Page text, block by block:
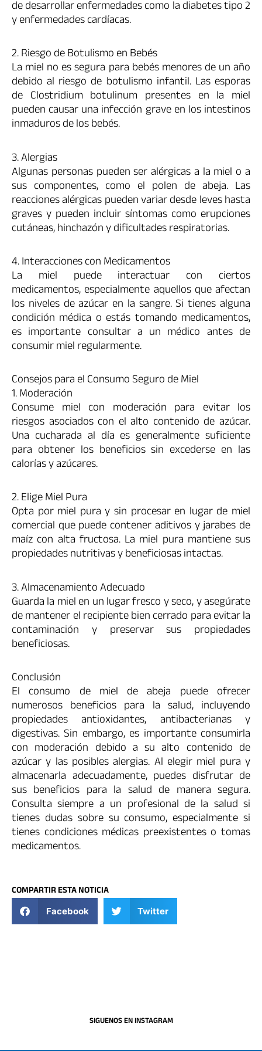
de desarrollar enfermedades como la diabetes tipo 2
y enfermedades cardíacas.
2. Riesgo de Botulismo en Bebés
La miel no es segura para bebés menores de un año
debido al riesgo de botulismo infantil. Las esporas
de Clostridium botulinum presentes en la miel
pueden causar una infección grave en los intestinos
inmaduros de los bebés.
3. Alergias
Algunas personas pueden ser alérgicas a la miel o a
sus componentes, como el polen de abeja. Las
reacciones alérgicas pueden variar desde leves hasta
graves y pueden incluir síntomas como erupciones
cutáneas, hinchazón y dificultades respiratorias.
4. Interacciones con Medicamentos
La miel puede interactuar con ciertos
medicamentos, especialmente aquellos que afectan
los niveles de azúcar en la sangre. Si tienes alguna
condición médica o estás tomando medicamentos,
es importante consultar a un médico antes de
consumir miel regularmente.
Consejos para el Consumo Seguro de Miel
1. Moderación
Consume miel con moderación para evitar los
riesgos asociados con el alto contenido de azúcar.
Una cucharada al día es generalmente suficiente
para obtener los beneficios sin excederse en las
calorías y azúcares.
2. Elige Miel Pura
Opta por miel pura y sin procesar en lugar de miel
comercial que puede contener aditivos y jarabes de
maíz con alta fructosa. La miel pura mantiene sus
propiedades nutritivas y beneficiosas intactas.
3. Almacenamiento Adecuado
Guarda la miel en un lugar fresco y seco, y asegúrate
de mantener el recipiente bien cerrado para evitar la
contaminación y preservar sus propiedades
beneficiosas.
Conclusión
El consumo de miel de abeja puede ofrecer
numerosos beneficios para la salud, incluyendo
propiedades antioxidantes, antibacterianas y
digestivas. Sin embargo, es importante consumirla
con moderación debido a su alto contenido de
azúcar y las posibles alergias. Al elegir miel pura y
almacenarla adecuadamente, puedes disfrutar de
sus beneficios para la salud de manera segura.
Consulta siempre a un profesional de la salud si
tienes dudas sobre su consumo, especialmente si
tienes condiciones médicas preexistentes o tomas
medicamentos.
COMPARTIR ESTA NOTICIA
Facebook Twitter
SIGUENOS EN INSTAGRAM